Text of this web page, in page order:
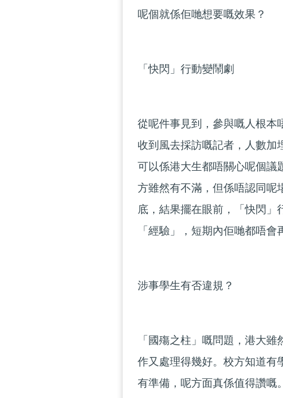
呢個就係佢哋想要嘅效果？
「快閃」行動變鬧劇
從呢件事見到，參與嘅人根本
收到風去採訪嘅記者，人數加
可以係港大生都唔關心呢個議
方雖然有不滿，但係唔認同呢
底，結果擺在眼前，「快閃」
「經驗」，短期內佢哋都唔會
涉事學生有否違規？
「國殤之柱」嘅問題，港大
作又處理得幾好。校方知道有
有準備，呢方面真係值得讚嘅